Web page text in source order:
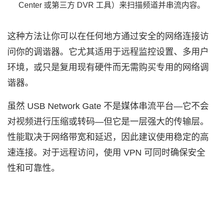
Center 或第三方 DVR 工具）来扫描频道并串流内容。
这种方法让你可以在任何地方通过安全的网络连接访
问你的调谐器。它尤其适用于远程监控设置、多用户
环境，或只是复用现有硬件而无需购买专用的网络调
谐器。
虽然 USB Network Gate 不是媒体串流平台—它不会
对视频进行压缩或转码—但它是一层强大的传输层。
性能取决于网络带宽和延迟，因此建议使用稳定的高
速连接。对于远程访问，使用 VPN 可同时确保安全
性和可靠性。